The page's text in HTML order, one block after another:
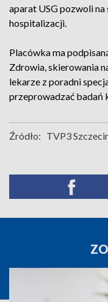
aparat USG pozwoli
hospitalizacji.
Placówka ma
Zdrowia, skierowania
lekarze z poradni
przeprowadzać badań
Źródło: TVP3